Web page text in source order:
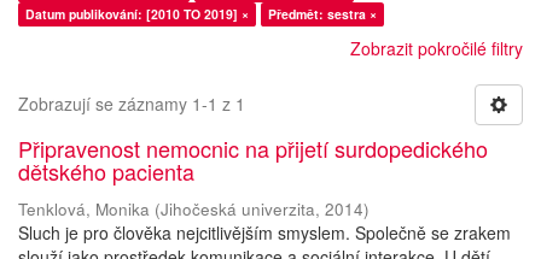
Datum publikování: [2010 TO 2019] ×
Předmět: sestra ×
Zobrazit pokročilé filtry
Zobrazují se záznamy 1-1 z 1
Připravenost nemocnic na přijetí surdopedického
dětského pacienta
Tenklová, Monika (Jihočeská univerzita, 2014)
Sluch je pro člověka nejcitlivějším smyslem. Společně se zrakem